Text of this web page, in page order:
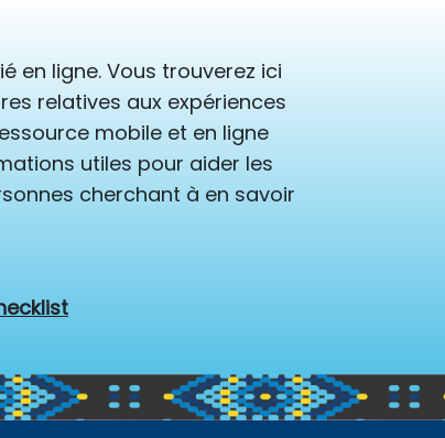
en ligne. Vous trouverez ici
relatives aux expériences
mobile et en ligne
utiles pour aider les
cherchant à en savoir